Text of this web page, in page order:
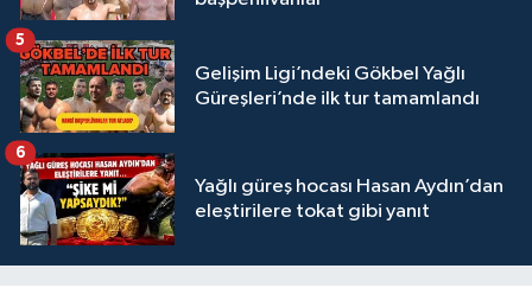
Gelişim Ligi’ndeki Gökbel Yağlı
Güreşleri’nde ilk tur tamamlandı
5
Yağlı güreş hocası Hasan Aydın’dan
eleştirilere tokat gibi yanıt
6